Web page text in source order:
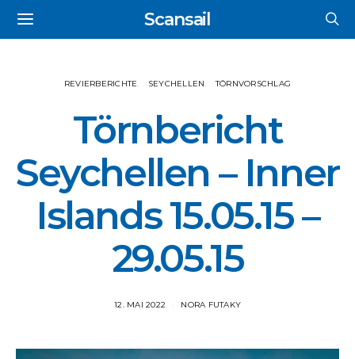
Scansail
REVIERBERICHTE SEYCHELLEN TÖRNVORSCHLAG
Törnbericht
Seychellen – Inner
Islands 15.05.15 –
29.05.15
12. MAI 2022 NORA FUTAKY